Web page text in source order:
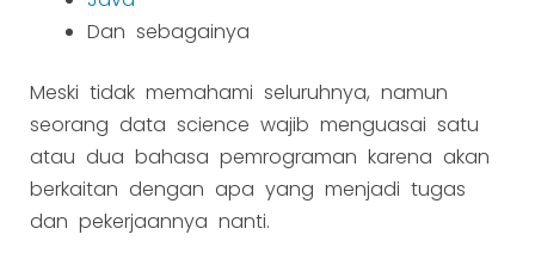
Dan sebagainya
Meski tidak memahami seluruhnya, namun
seorang data science wajib menguasai satu
atau dua bahasa pemrograman karena akan
berkaitan dengan apa yang menjadi tugas
dan pekerjaannya nanti.